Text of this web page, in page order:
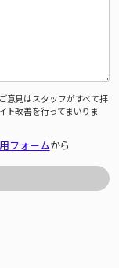
意見はスタッフがすべて拝
ト改善を行ってまいりま
フォームから